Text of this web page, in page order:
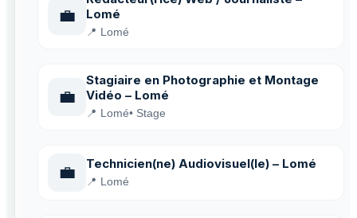
💼
Lomé
📍 Lomé
💼
Stagiaire en Photographie et Montage
Vidéo – Lomé
📍 Lomé• Stage
💼 Technicien(ne) Audiovisuel(le) – Lomé
📍 Lomé